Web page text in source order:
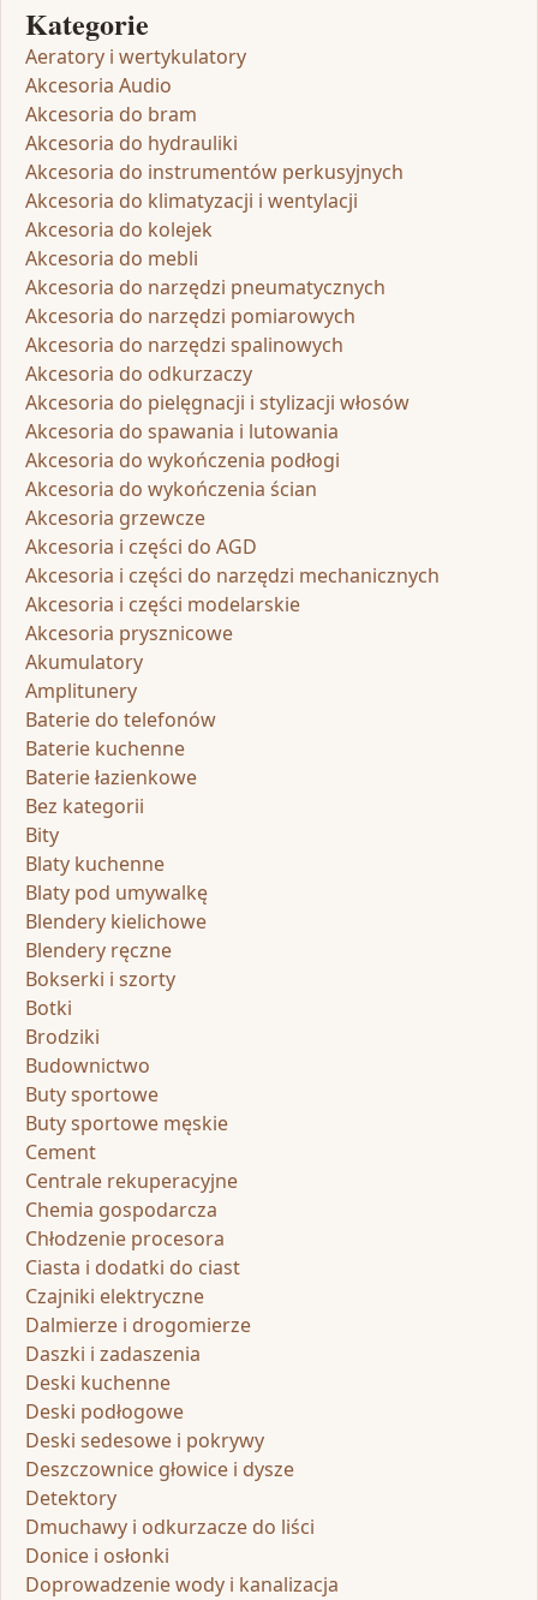
Kategorie
Aeratory i wertykulatory
Akcesoria Audio
Akcesoria do bram
Akcesoria do hydrauliki
Akcesoria do instrumentów perkusyjnych
Akcesoria do klimatyzacji i wentylacji
Akcesoria do kolejek
Akcesoria do mebli
Akcesoria do narzędzi pneumatycznych
Akcesoria do narzędzi pomiarowych
Akcesoria do narzędzi spalinowych
Akcesoria do odkurzaczy
Akcesoria do pielęgnacji i stylizacji włosów
Akcesoria do spawania i lutowania
Akcesoria do wykończenia podłogi
Akcesoria do wykończenia ścian
Akcesoria grzewcze
Akcesoria i części do AGD
Akcesoria i części do narzędzi mechanicznych
Akcesoria i części modelarskie
Akcesoria prysznicowe
Akumulatory
Amplitunery
Baterie do telefonów
Baterie kuchenne
Baterie łazienkowe
Bez kategorii
Bity
Blaty kuchenne
Blaty pod umywalkę
Blendery kielichowe
Blendery ręczne
Bokserki i szorty
Botki
Brodziki
Budownictwo
Buty sportowe
Buty sportowe męskie
Cement
Centrale rekuperacyjne
Chemia gospodarcza
Chłodzenie procesora
Ciasta i dodatki do ciast
Czajniki elektryczne
Dalmierze i drogomierze
Daszki i zadaszenia
Deski kuchenne
Deski podłogowe
Deski sedesowe i pokrywy
Deszczownice głowice i dysze
Detektory
Dmuchawy i odkurzacze do liści
Donice i osłonki
Doprowadzenie wody i kanalizacja